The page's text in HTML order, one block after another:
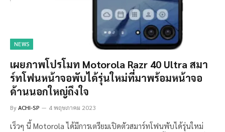
NEWS
เผยภาพโปรโมท Motorola Razr 40 Ultra สมา
ร์ทโฟนหน้าจอพับได้รุ่นใหม่ที่มาพร้อมหน้าจอ
ด้านนอกใหญ่ถึงใจ
ByACHI-SP 4 พฤษภาคม 2023
เร็วๆ นี้ Motorola ได้มีการเตรียมเปิดตัวสมาร์ทโฟนพับได้รุ่นใหม่